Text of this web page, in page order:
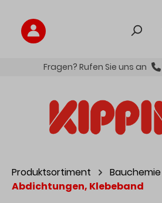
Fragen? Rufen Sie uns an
Produktsortiment
Bauchemie
Abdichtungen, Klebeband